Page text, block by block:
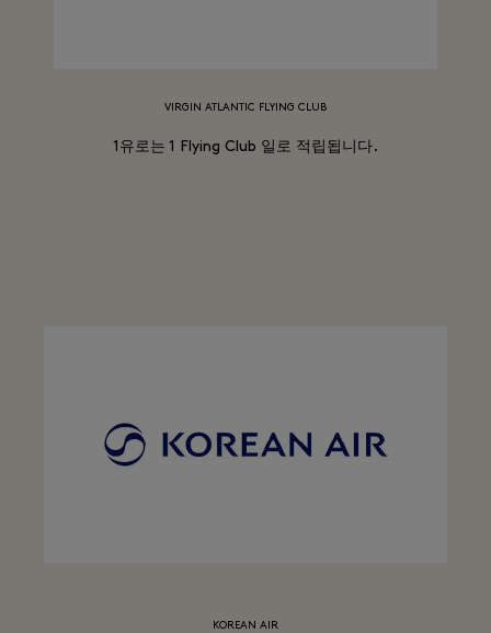
VIRGIN ATLANTIC FLYING CLUB
1유로는 1 Flying Club 일로 적립됩니다.
KOREAN AIR